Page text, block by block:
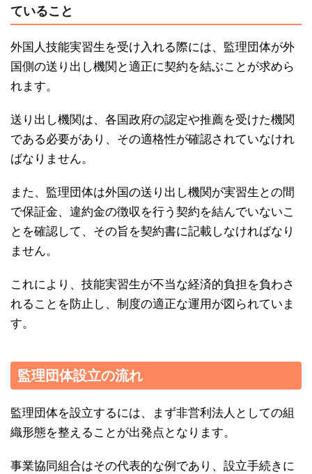
ていること
外国人技能実習生を受け入れる際には、監理団体が外
国側の送り出し機関と適正に契約を結ぶことが求めら
れます。
送り出し機関は、各国政府の認定や推薦を受けた機関
である必要があり、その適格性が確認されていなけれ
ばなりません。
また、監理団体は外国の送り出し機関が実習生との間
で保証金、違約金の徴収を行う契約を結んでいないこ
とを確認して、その旨を契約書に記載しなければなり
ません。
これにより、技能実習生が不当な経済的負担を負わさ
れることを防止し、制度の適正な運用が図られていま
す。
監理団体設立の流れ
監理団体を設立するには、まず非営利法人としての組
織形態を整えることが出発点となります。
事業協同組合はその代表的な例であり、設立手続きに